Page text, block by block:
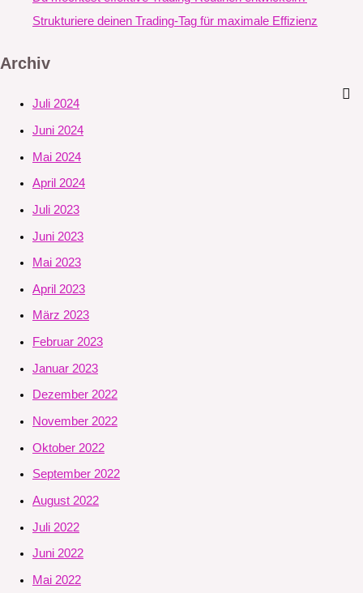
Strukturiere deinen Trading-Tag für maximale Effizienz
Archiv
Juli 2024
Juni 2024
Mai 2024
April 2024
Juli 2023
Juni 2023
Mai 2023
April 2023
März 2023
Februar 2023
Januar 2023
Dezember 2022
November 2022
Oktober 2022
September 2022
August 2022
Juli 2022
Juni 2022
Mai 2022